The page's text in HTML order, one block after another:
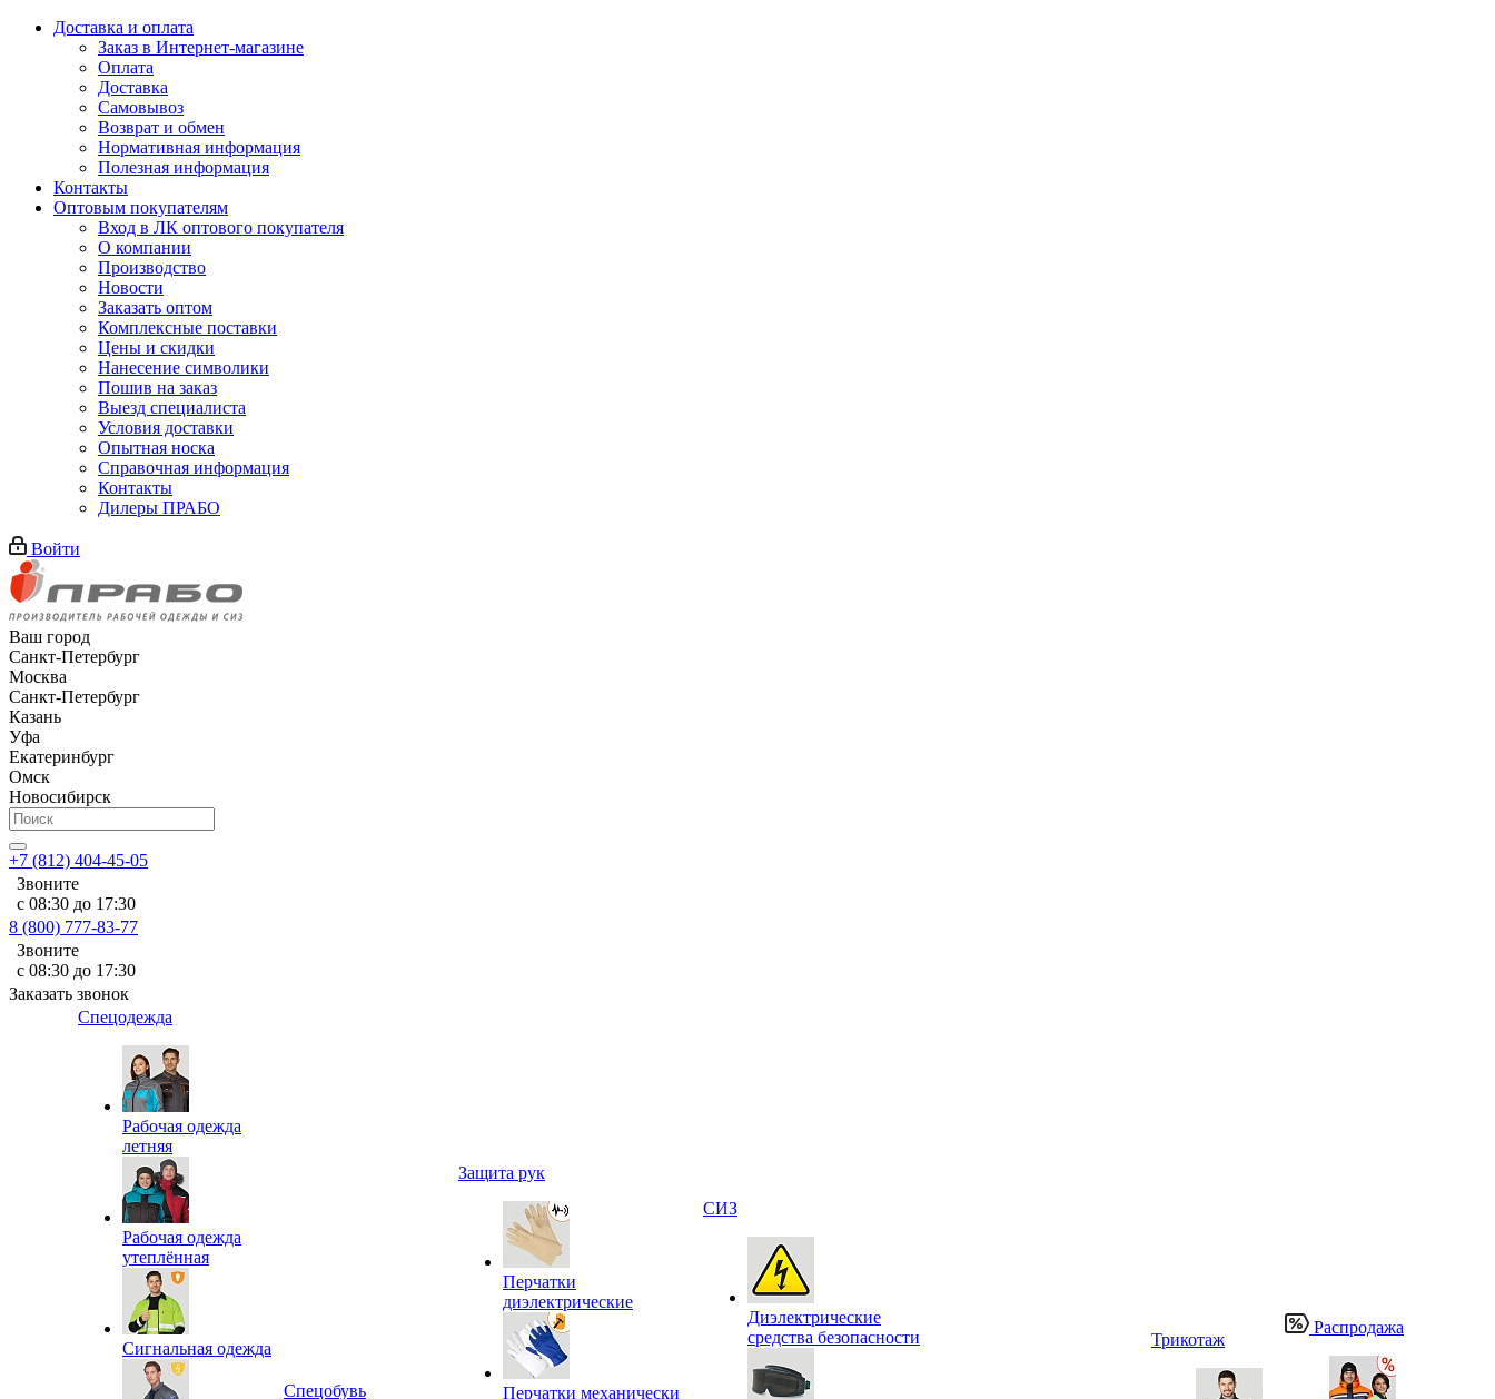
Доставка и оплата
Заказ в Интернет-магазине
Оплата
Доставка
Самовывоз
Возврат и обмен
Нормативная информация
Полезная информация
Контакты
Оптовым покупателям
Вход в ЛК оптового покупателя
О компании
Производство
Новости
Заказать оптом
Комплексные поставки
Цены и скидки
Нанесение символики
Пошив на заказ
Выезд специалиста
Условия доставки
Опытная носка
Справочная информация
Контакты
Дилеры ПРАБО
Войти
Ваш город
Санкт-Петербург
Москва
Санкт-Петербург
Казань
Уфа
Екатеринбург
Омск
Новосибирск
+7 (812) 404-45-05
Звоните
с 08:30 до 17:30
8 (800) 777-83-77
Звоните
с 08:30 до 17:30
Заказать звонок
Спецодежда
Рабочая одежда
летняя
Рабочая одежда
утеплённая
Сигнальная одежда
Спецобувь
Защита рук
Перчатки
диэлектрические
Перчатки механически
СИЗ
Диэлектрические
средства безопасности
Трикотаж
Распродажа